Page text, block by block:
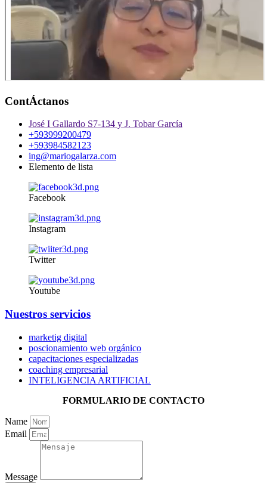
ContÁctanos
José I Gallardo S7-134 y J. Tobar García
+593999200479
+593984582123
ing@mariogalarza.com
Elemento de lista
Facebook
Instagram
Twitter
Youtube
Nuestros servicios
marketig digital
poscionamiento web orgánico
capacitaciones especializadas
coaching empresarial
INTELIGENCIA ARTIFICIAL
FORMULARIO DE CONTACTO
Name
Email
Message